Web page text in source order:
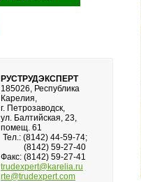
РУСТРУДЭКСПЕРТ
185026, Республика
Карелия,
г. Петрозаводск,
ул. Балтийская, 23,
помещ. 61
Тел.: (8142) 44-59-74;
(8142) 59-27-40
Факс: (8142) 59-27-41
trudexpert@karelia.ru
rte@trudexpert.com